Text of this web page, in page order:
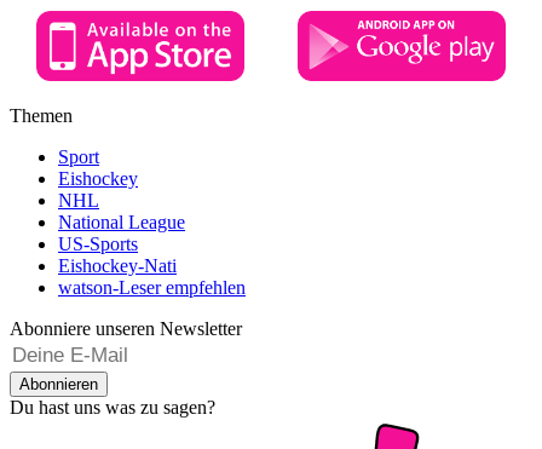
Themen
Sport
Eishockey
NHL
National League
US-Sports
Eishockey-Nati
watson-Leser empfehlen
Abonniere unseren Newsletter
Abonnieren
Du hast uns was zu sagen?